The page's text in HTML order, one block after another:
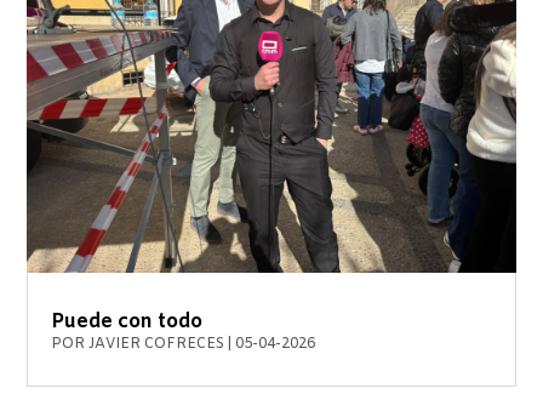
Puede con todo
PORJAVIER COFRECES 05-04-2026